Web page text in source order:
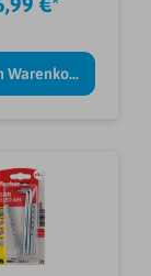
Warenkorb